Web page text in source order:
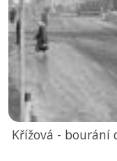
Křížová - bourání